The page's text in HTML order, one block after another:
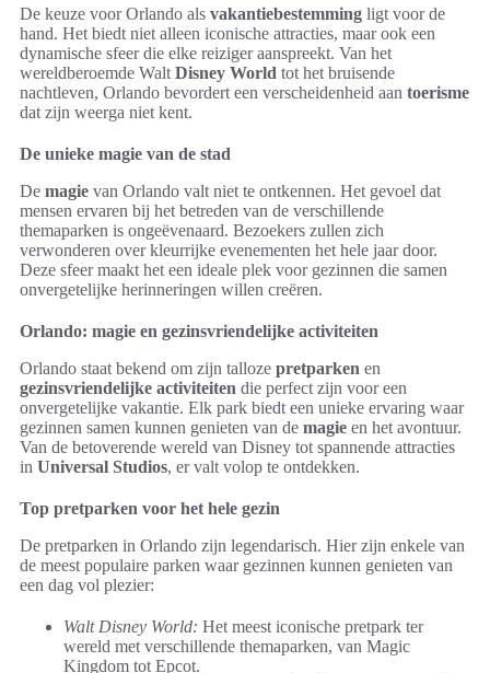
De keuze voor Orlando als vakantiebestemming ligt voor de
hand. Het biedt niet alleen iconische attracties, maar ook een
dynamische sfeer die elke reiziger aanspreekt. Van het
wereldberoemde Walt Disney World tot het bruisende
nachtleven, Orlando bevordert een verscheidenheid aan toerisme
dat zijn weerga niet kent.
De unieke magie van de stad
De magie van Orlando valt niet te ontkennen. Het gevoel dat
mensen ervaren bij het betreden van de verschillende
themaparken is ongeëvenaard. Bezoekers zullen zich
verwonderen over kleurrijke evenementen het hele jaar door.
Deze sfeer maakt het een ideale plek voor gezinnen die samen
onvergetelijke herinneringen willen creëren.
Orlando: magie en gezinsvriendelijke activiteiten
Orlando staat bekend om zijn talloze pretparken en
gezinsvriendelijke activiteiten die perfect zijn voor een
onvergetelijke vakantie. Elk park biedt een unieke ervaring waar
gezinnen samen kunnen genieten van de magie en het avontuur.
Van de betoverende wereld van Disney tot spannende attracties
in Universal Studios, er valt volop te ontdekken.
Top pretparken voor het hele gezin
De pretparken in Orlando zijn legendarisch. Hier zijn enkele van
de meest populaire parken waar gezinnen kunnen genieten van
een dag vol plezier:
Walt Disney World: Het meest iconische pretpark ter
wereld met verschillende themaparken, van Magic
Kingdom tot Epcot.